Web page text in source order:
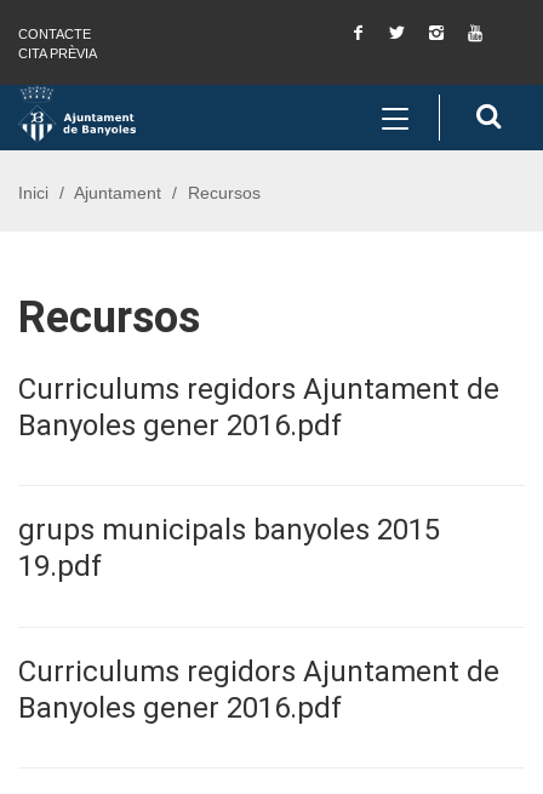
Saltar al contingut
Saltar a la navegació
Informació de contacte
CONTACTE
CITA PRÈVIA
Facebook
Twitter Instagram
Toggle
navigation
Inici Ajuntament Recursos
Recursos
Curriculums regidors Ajuntament de
Banyoles gener 2016.pdf
grups municipals banyoles 2015
19.pdf
Curriculums regidors Ajuntament de
Banyoles gener 2016.pdf